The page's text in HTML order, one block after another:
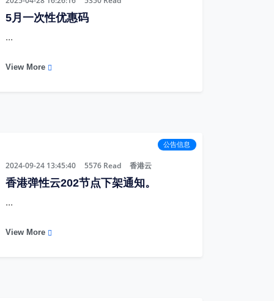
5月一次性优惠码
...
View More
公告信息
2024-09-24 13:45:40 5576 Read 香港云
香港弹性云202节点下架通知。
...
View More